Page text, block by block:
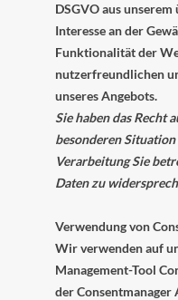
DSGVO aus
Interesse an der
Funktionalität der
nutzerfreundlichen
unseres Angebots.
Sie haben das Recht
besonderen
Verarbeitung Sie
Daten zu
Verwendung von
Wir verwenden auf
Management-Tool
der Consentmanager